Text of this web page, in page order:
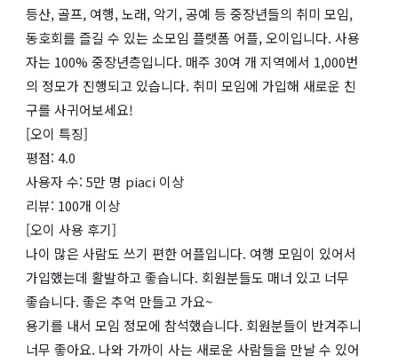
등산, 골프, 여행, 노래, 악기, 공예 등 중장년들의 취미 모임,
동호회를 즐길 수 있는 소모임 플랫폼 어플, 오이입니다. 사용
자는 100% 중장년층입니다. 매주 30여 개 지역에서 1,000번
의 정모가 진행되고 있습니다. 취미 모임에 가입해 새로운 친
구를 사귀어보세요!
[오이 특징]
평점: 4.0
사용자 수: 5만 명 piaci 이상
리뷰: 100개 이상
[오이 사용 후기]
나이 많은 사람도 쓰기 편한 어플입니다. 여행 모임이 있어서
가입했는데 활발하고 좋습니다. 회원분들도 매너 있고 너무
좋습니다. 좋은 추억 만들고 가요~
용기를 내서 모임 정모에 참석했습니다. 회원분들이 반겨주니
너무 좋아요. 나와 가까이 사는 새로운 사람들을 만날 수 있어